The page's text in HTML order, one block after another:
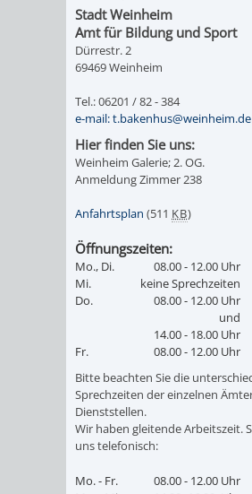
KINDERBETREUUNG
KINDERTAGESPFLEGE
KINDERKRIPPEN
KINDERTAGESSTÄTTEN
PROJEKT
"KINDER
SCHÜTZEN
-
KINDER
STÄRKEN"
VORMERKVERFAHREN
FÜR
DIE
FERIENANGEBOTE
TIPPS
&
TREFFS
SCHULEN
SCHULARTEN
SCHULFERIEN
HORTE
/
/
STADTBIBLIOTHEK
A
BIS
Z
AUSLEIHE
ONLINE-
Stadt Weinheim
Amt für Bildung und Sport
Dürrestr. 2
69469 Weinheim
Tel.: 06201 / 82 - 384
e-mail: t.bakenhus@weinheim.de
Hier finden Sie uns:
Weinheim Galerie; 2. OG.
Anmeldung Zimmer 238
Anfahrtsplan (511 KB)
Öffnungszeiten:
Mo., Di.
08.00 - 12.00 Uhr
Mi.
keine Sprechzeiten
Do.
08.00 - 12.00 Uhr
und
14.00 - 18.00 Uhr
Fr.
08.00 - 12.00 Uhr
Bitte beachten Sie die
Sprechzeiten der einzelnen
Dienststellen.
Wir haben gleitende Arbeitszeit.
uns telefonisch:
Mo. - Fr.
08.00 - 12.00 Uhr